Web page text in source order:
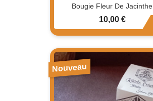
Bougie Fleur De Jacinthe
Prix
10,00 €
Nouveau